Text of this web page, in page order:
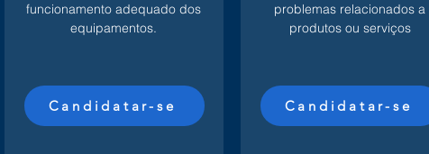
funcionamento adequado dos
equipamentos.
Candidatar-se
problemas relacionados a
produtos ou serviços
Candidatar-se